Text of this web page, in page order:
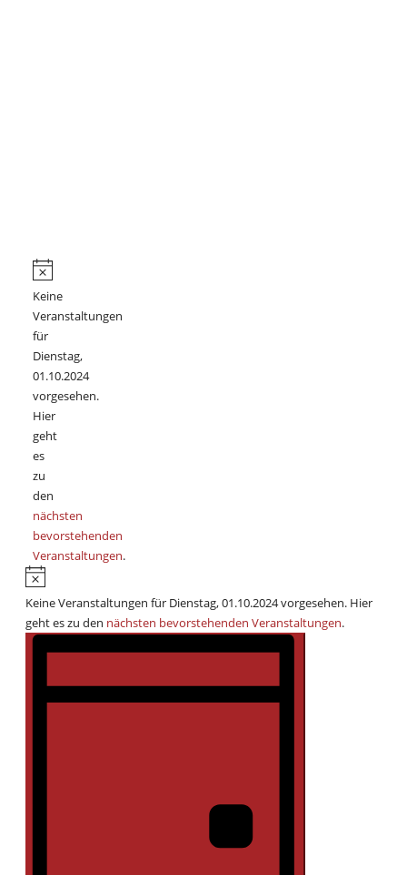
Veranstaltungen
für
Dienstag,
01.10.2024
Hinweis
Keine
Veranstaltungen
für
Dienstag,
01.10.2024
vorgesehen.
Hier
geht
es
zu
den
nächsten
bevorstehenden
Veranstaltungen.
Hinweis
Keine Veranstaltungen für Dienstag, 01.10.2024 vorgesehen. Hier
geht es zu den nächsten bevorstehenden Veranstaltungen.
Ansichten-
Veranstaltung
Navigation